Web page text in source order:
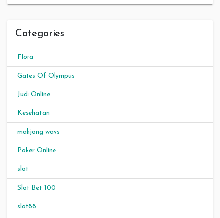
Categories
Flora
Gates Of Olympus
Judi Online
Kesehatan
mahjong ways
Poker Online
slot
Slot Bet 100
slot88